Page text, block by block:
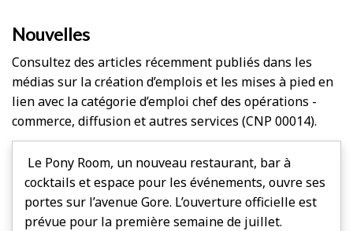
Nouvelles
Consultez des articles récemment publiés dans les
médias sur la création d’emplois et les mises à pied en
lien avec la catégorie d’emploi chef des opérations -
commerce, diffusion et autres services (CNP 00014).
Le Pony Room, un nouveau restaurant, bar à
cocktails et espace pour les événements, ouvre ses
portes sur l’avenue Gore. L’ouverture officielle est
prévue pour la première semaine de juillet.